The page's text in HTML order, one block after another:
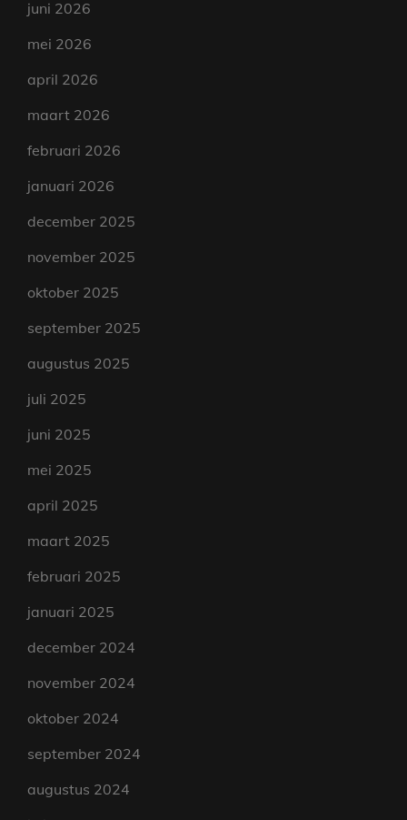
juni 2026
mei 2026
april 2026
maart 2026
februari 2026
januari 2026
december 2025
november 2025
oktober 2025
september 2025
augustus 2025
juli 2025
juni 2025
mei 2025
april 2025
maart 2025
februari 2025
januari 2025
december 2024
november 2024
oktober 2024
september 2024
augustus 2024